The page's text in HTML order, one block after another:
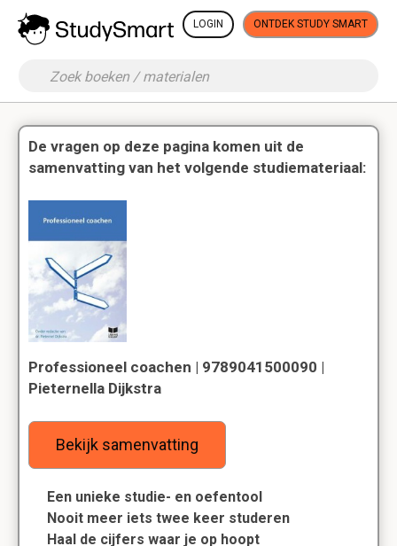
LOGIN ONTDEK STUDY SMART
De vragen op deze pagina komen uit de
samenvatting van het volgende studiemateriaal:
Professioneel coachen | 9789041500090 |
Pieternella Dijkstra
Bekijk samenvatting
Een unieke studie- en oefentool
Nooit meer iets twee keer studeren
Haal de cijfers waar je op hoopt